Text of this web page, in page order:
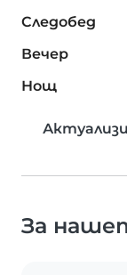
Следобед
Вечер
Нощ
За